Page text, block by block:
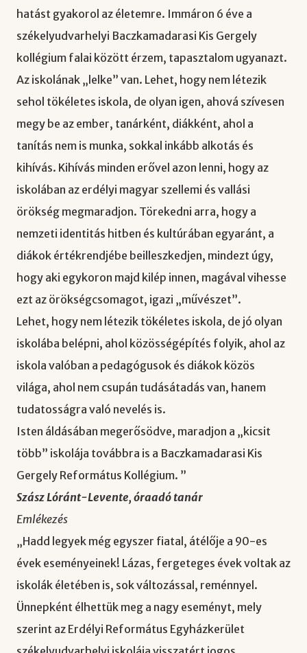
hatást gyakorol az életemre. Immáron 6 éve a
székelyudvarhelyi Baczkamadarasi Kis Gergely
kollégium falai között érzem, tapasztalom ugyanazt.
Az iskolának „lelke” van. Lehet, hogy nem létezik
sehol tökéletes iskola, de olyan igen, ahová szívesen
megy be az ember, tanárként, diákként, ahol a
tanítás nem is munka, sokkal inkább alkotás és
kihívás. Kihívás minden erővel azon lenni, hogy az
iskolában az erdélyi magyar szellemi és vallási
örökség megmaradjon. Törekedni arra, hogy a
nemzeti identitás hitben és kultúrában egyaránt, a
diákok értékrendjébe beilleszkedjen, mindezt úgy,
hogy aki egykoron majd kilép innen, magával vihesse
ezt az örökségcsomagot, igazi „művészet”.
Lehet, hogy nem létezik tökéletes iskola, de jó olyan
iskolába belépni, ahol közösségépítés folyik, ahol az
iskola valóban a pedagógusok és diákok közös
világa, ahol nem csupán tudásátadás van, hanem
tudatosságra való nevelés is.
Isten áldásában megerősödve, maradjon a „kicsit
több” iskolája továbbra is a Baczkamadarasi Kis
Gergely Református Kollégium. ”
Szász Lóránt-Levente, óraadó tanár
Emlékezés
„Hadd legyek még egyszer fiatal, átélője a 90-es
évek eseményeinek! Lázas, fergeteges évek voltak az
iskolák életében is, sok változással, reménnyel.
Ünnepként élhettük meg a nagy eseményt, mely
szerint az Erdélyi Református Egyházkerület